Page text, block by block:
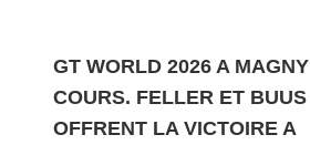
GT WORLD 2026 A MAGNY
COURS. FELLER ET BUUS
OFFRENT LA VICTOIRE A